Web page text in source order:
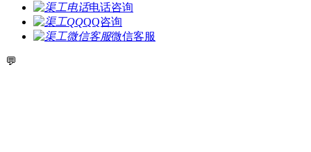
电话咨询
QQ咨询
微信客服
💬